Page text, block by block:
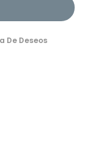
De Deseos